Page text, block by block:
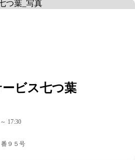
ビス七つ葉
17:30
９５号